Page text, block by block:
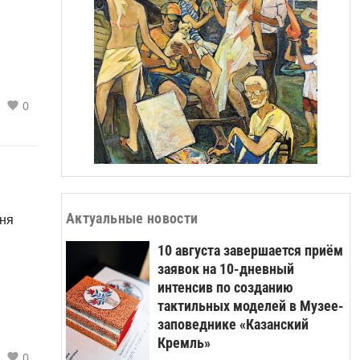
0
Актуальные новости
10 августа завершается приём
заявок на 10-дневный
интенсив по созданию
тактильных моделей в Музее-
заповеднике «Казанский
Кремль»